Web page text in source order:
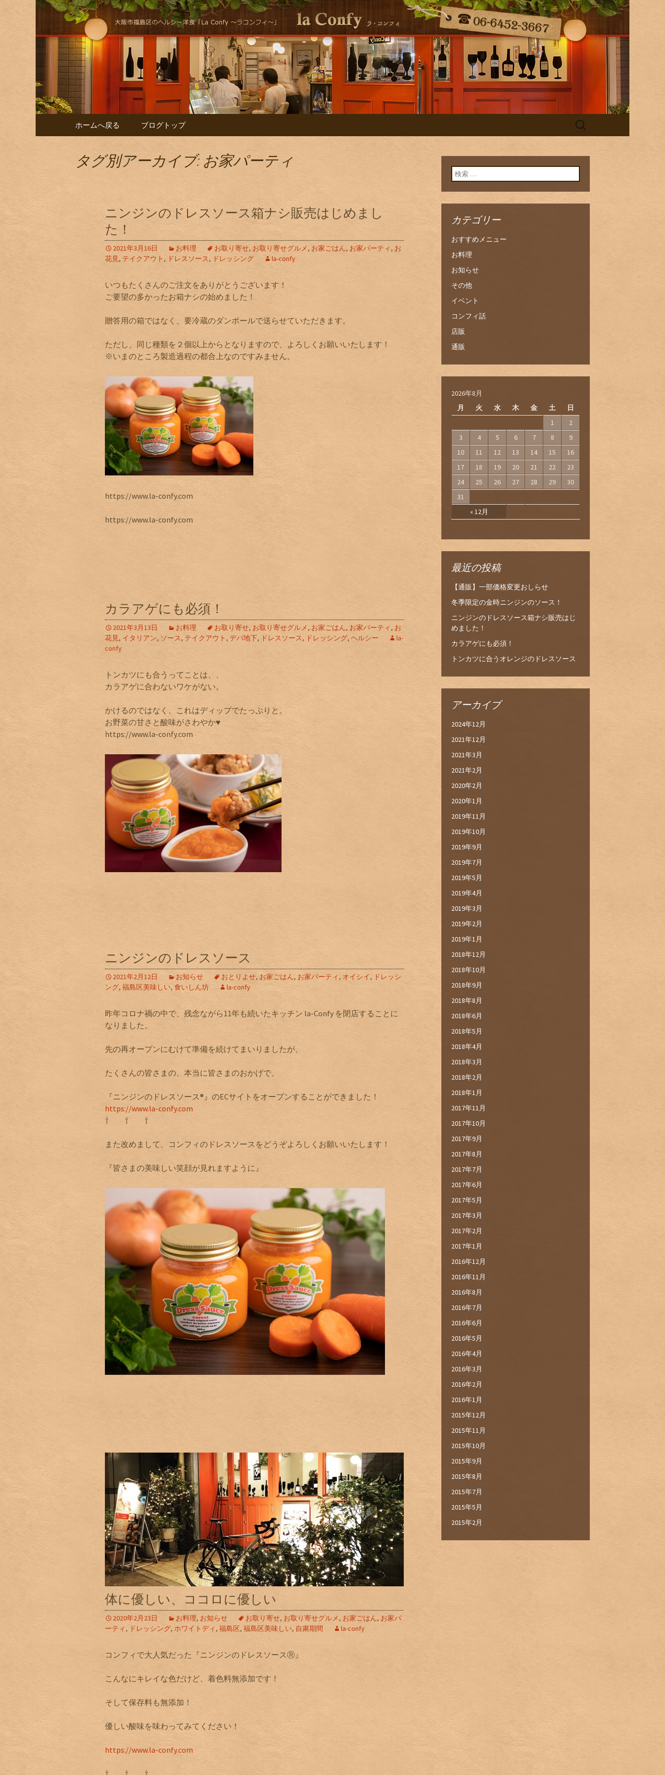
自然派イタリアン la ConfyのStaff Blog
大阪福島にある美味しくヘルシーな自然派イタリアンla Conｆｙ （ラ・コンフィ）の最新情報をお届
けします！
コンテンツへ移動
ホームへ戻る ブログトップ
検
タグ別アーカイブ: お家パーティ
ニンジンのドレスソース箱ナシ販売はじめまし
た！
2021年3月16日 お料理 お取り寄せ, お取り寄せグルメ , お家ごはん, お家パーティ , お
花見, テイクアウト , ドレスソース, ドレッシング la-confy
いつもたくさんのご注文をありがとうございます！
ご要望の多かったお箱ナシの始めました！
贈答用の箱ではなく、要冷蔵のダンボールで送らせていただきます。
ただし、同じ種類を２個以上からとなりますので、よろしくお願いいたします！
※いまのところ製造過程の都合上なのですみません。
https://www.la-confy.com
https://www.la-confy.com
カラアゲにも必須！
2021年3月13日 お料理 お取り寄せ, お取り寄せグルメ , お家ごはん, お家パーティ , お
花見, イタリアン, ソース, テイクアウト , デパ地下, ドレスソース, ドレッシング, ヘルシー
la-
confy
トンカツにも合うってことは、、
カラアゲに合わないワケがない。
かけるのではなく、これはディップでたっぷりと。
お野菜の甘さと酸味がさわやか♥
https://www.la-confy.com
ニンジンのドレスソース
2021年2月12日 お知らせ おとりよせ, お家ごはん, お家パーティ , オイシイ, ドレッシ
ング, 福島区美味しい, 食いしん坊 la-confy
昨年コロナ禍の中で、残念ながら11年も続いたキッチン la-Confy を閉店することに
なりました。
先の再オープンにむけて準備を続けてまいりましたが、
たくさんの皆さまの、本当に皆さまのおかげで、
『ニンジンのドレスソース®』のECサイトをオープンすることができました！
https://www.la-confy.com
⇧ ⇧ ⇧
また改めまして、コンフィのドレスソースをどうぞよろしくお願いいたします！
『皆さまの美味しい笑顔が見れますように』
体に優しい、ココロに優しい
2020年2月23日 お料理, お知らせ お取り寄せ, お取り寄せグルメ , お家ごはん, お家パ
ーティ , ドレッシング, ホワイトディ , 福島区, 福島区美味しい, 自粛期間 la-confy
コンフィで大人気だった『ニンジンのドレスソースⓇ』
こんなにキレイな色だけど、着色料無添加です！
そして保存料も無添加！
優しい酸味を味わってみてください！
https://www.la-confy.com
検索:
カテゴリー
おすすめメニュー
お料理
お知らせ
その他
イベント
コンフィ話
店販
通販
2026年8月
月
火 水 木 金 土 日
« 12月
1
2
3
4 5 6 7 8
9
10
11 12 13 14 15
16
17
18 19 20 21 22
23
24
25 26 27 28 29
30
31
最近の投稿
【通販】一部価格変更おしらせ
冬季限定の金時ニンジンのソース！
ニンジンのドレスソース箱ナシ販売はじ
めました！
カラアゲにも必須！
トンカツに合うオレンジのドレスソース
アーカイブ
2024年12月
2021年12月
2021年3月
2021年2月
2020年2月
2020年1月
2019年11月
2019年10月
2019年9月
2019年7月
2019年5月
2019年4月
2019年3月
2019年2月
2019年1月
2018年12月
2018年10月
2018年9月
2018年8月
2018年6月
2018年5月
2018年4月
2018年3月
2018年2月
2018年1月
2017年11月
2017年10月
2017年9月
2017年8月
2017年7月
2017年6月
2017年5月
2017年3月
2017年2月
2017年1月
2016年12月
2016年11月
2016年8月
2016年7月
2016年6月
2016年5月
2016年4月
2016年3月
2016年2月
2016年1月
2015年12月
2015年11月
2015年10月
2015年9月
2015年8月
2015年7月
2015年5月
2015年2月